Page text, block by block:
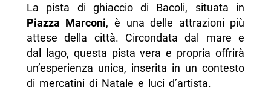
La pista di ghiaccio di Bacoli, situata in
Piazza Marconi, è una delle attrazioni più
attese della città. Circondata dal mare e
dal lago, questa pista vera e propria offrirà
un’esperienza unica, inserita in un contesto
di mercatini di Natale e luci d’artista.